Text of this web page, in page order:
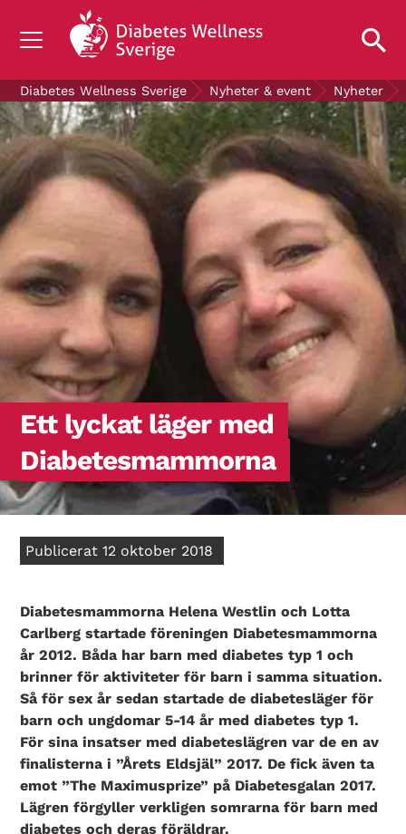
OM DIABETES
STÖD OSS
FORSKNING
NYHETER & EVENT
OM OSS
GRATIS DIABETESPRODUKTER
Blodsockerkollen
Diabetes Wellness Sverige Nyheter & event Nyheter
Ett lyckat läger med
Diabetesmammorna
Publicerat 12 oktober 2018
Diabetesmammorna Helena Westlin och Lotta
Carlberg startade föreningen Diabetesmammorna
år 2012. Båda har barn med diabetes typ 1 och
brinner för aktiviteter för barn i samma situation.
Så för sex år sedan startade de diabetesläger för
barn och ungdomar 5-14 år med diabetes typ 1.
För sina insatser med diabeteslägren var de en av
finalisterna i ”Årets Eldsjäl” 2017. De fick även ta
emot ”The Maximusprize” på Diabetesgalan 2017.
Lägren förgyller verkligen somrarna för barn med
diabetes och deras föräldrar.